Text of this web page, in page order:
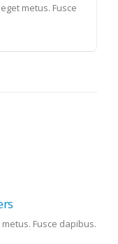
metus. Fusce
Fusce dapibus.